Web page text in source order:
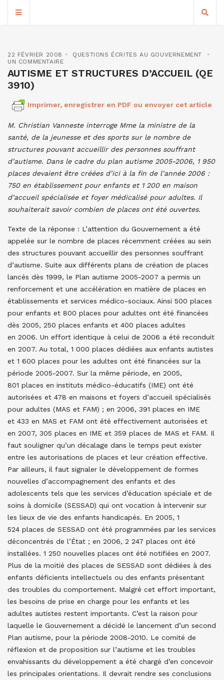
22 FÉVRIER 2008
QUESTIONS ÉCRITES AU GOUVERNEMENT
UN COMMENTAIRE
AUTISME ET STRUCTURES D’ACCUEIL (QE
3910)
Imprimer, enregistrer en PDF ou envoyer cet article
M. Christian Vanneste interroge Mme la ministre de la
santé, de la jeunesse et des sports sur le nombre de
structures pouvant accueillir des personnes souffrant
d’autisme. Dans le cadre du plan autisme 2005-2006, 1 950
places devaient être créées d’ici à la fin de l’année 2006 :
750 en établissement pour enfants et 1 200 en maison
d’accueil spécialisée et foyer médicalisé pour adultes. Il
souhaiterait savoir combien de places ont été ouvertes.
Texte de la réponse : L’attention du Gouvernement a été
appelée sur le nombre de places récemment créées au sein
des structures pouvant accueillir des personnes souffrant
d’autisme. Suite aux différents plans de création de places
lancés dès 1999, le Plan autisme 2005-2007 a permis un
renforcement et une accélération en matière de places en
établissements et services médico-sociaux. Ainsi 500 places
pour enfants et 800 places pour adultes ont été financées
dès 2005, 250 places enfants et 400 places adultes
en 2006. Un effort identique à celui de 2006 a été reconduit
en 2007. Au total, 1 000 places dédiées aux enfants autistes
et 1 600 places pour les adultes ont été financées sur la
période 2005-2007. Sur la même période, en 2005,
801 places en instituts médico-éducatifs (IME) ont été
autorisées et 478 en maisons et foyers d’accueil spécialisés
pour adultes (MAS et FAM) ; en 2006, 391 places en IME
et 433 en MAS et FAM ont été effectivement autorisées et
en 2007, 305 places en IME et 359 places de MAS et FAM. Il
faut souligner qu’un décalage dans le temps peut exister
entre les autorisations de places et leur création effective.
Par ailleurs, il faut signaler le développement de formes
nouvelles d’accompagnement des enfants et des
adolescents tels que les services d’éducation spéciale et de
soins à domicile (SESSAD) qui ont vocation à intervenir sur
les lieux de vie des enfants handicapés. En 2005, 1
524 places de SESSAD ont été programmées par les services
déconcentrés de l’État ; en 2006, 2 247 places ont été
installées. 1 250 nouvelles places ont été notifiées en 2007.
Plus de la moitié des places de SESSAD sont dédiées à des
enfants déficients intellectuels ou des enfants présentant
des troubles du comportement. Malgré cet effort important,
les besoins de prise en charge pour les enfants et les
adultes autistes restent importants. C’est la raison pour
laquelle le Gouvernement a décidé le lancement d’un second
Plan autisme, pour la période 2008-2010. Le comité de
réflexion et de proposition sur l’autisme et les troubles
envahissants du développement a été chargé d’en concevoir
les principales orientations. Il devrait rendre ses conclusions